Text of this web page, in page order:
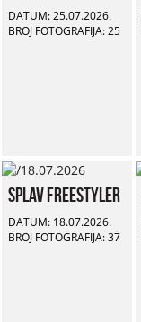
DATUM: 25.07.2026.
BROJ FOTOGRAFIJA: 25
Splav Freestyler
DATUM: 18.07.2026.
BROJ FOTOGRAFIJA: 37